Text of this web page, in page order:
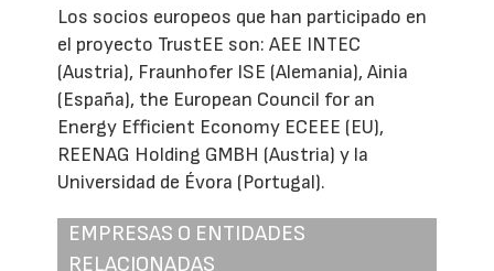
Los socios europeos que han participado en
el proyecto TrustEE son: AEE INTEC
(Austria), Fraunhofer ISE (Alemania), Ainia
(España), the European Council for an
Energy Efficient Economy ECEEE (EU),
REENAG Holding GMBH (Austria) y la
Universidad de Évora (Portugal).
EMPRESAS O ENTIDADES
RELACIONADAS